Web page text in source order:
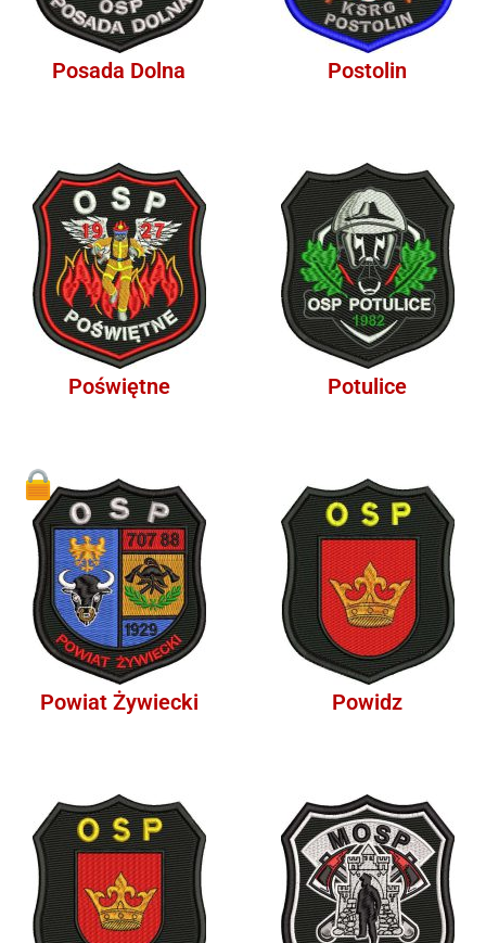
Posada Dolna Postolin
Poświętne Potulice
Powiat Żywiecki Powidz